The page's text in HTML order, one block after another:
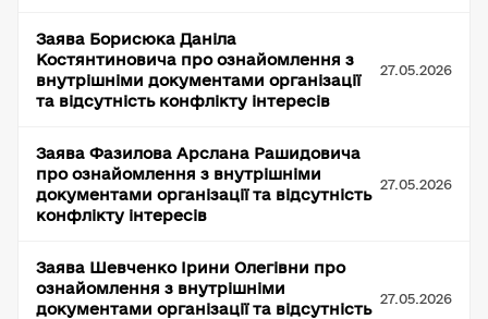
Заява Борисюка Даніла
Костянтиновича про ознайомлення з
внутрішніми документами організації
та відсутність конфлікту інтересів
27.05.2026
Заява Фазилова Арслана Рашидовича
про ознайомлення з внутрішніми
документами організації та відсутність
конфлікту інтересів
27.05.2026
Заява Шевченко Ірини Олегівни про
ознайомлення з внутрішніми
документами організації та відсутність
27.05.2026